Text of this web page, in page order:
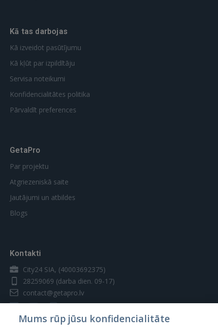
 Sign in with Apple
Kā tas darbojas
Kā izveidot pasūtījumu
Kā kļūt par izpildītāju
Servisa noteikumi
Konfidencialitātes politika
Pārvaldīt preferences
GetaPro
Par projektu
Atgriezeniskā saite
Jautājumi un atbildes
Blogs
Kontakti
City24 SIA, (40003692375)
28259069 (darba dien. 09-17)
contact@getapro.lv
Mums rūp jūsu konfidencialitāte